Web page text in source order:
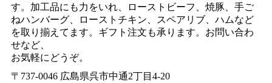
す。加工品にも力をいれ、ローストビーフ、焼豚、手ご
ねハンバーグ、ローストチキン、スペアリブ、ハムなど
を取り揃えてます。ギフト注文も承ります。お問い合わ
せなど、
お気軽にどうぞ。
〒737-0046 広島県呉市中通2丁目4-20